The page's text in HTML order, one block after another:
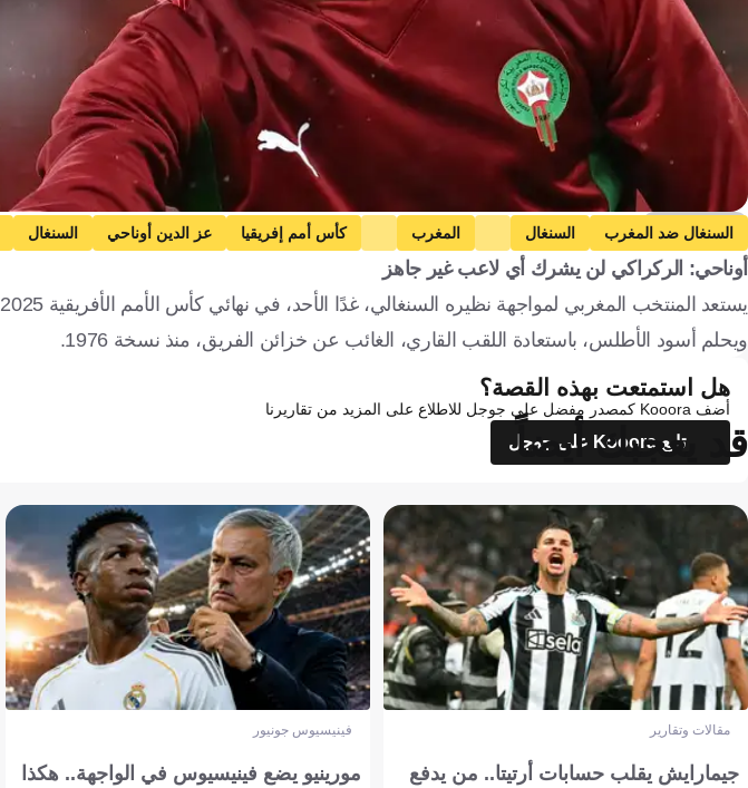
Getty Images
السنغال ضد المغرب السنغال المغرب كأس أمم إفريقيا عز الدين أوناحي السنغال
أوناحي: الركراكي لن يشرك أي لاعب غير جاهز
يستعد المنتخب المغربي لمواجهة نظيره السنغالي، غدًا الأحد، في نهائي كأس الأمم الأفريقية 2025.
ويحلم أسود الأطلس، باستعادة اللقب القاري، الغائب عن خزائن الفريق، منذ نسخة 1976.
هل استمتعت بهذه القصة؟
أضف Kooora كمصدر مفضل على جوجل للاطلاع على المزيد من تقاريرنا
تابع Kooora على جوجل
قد يعجبك أيضاً
مقالات وتقارير
جيمارايش يقلب حسابات أرتيتا.. من يدفع
فينيسيوس جونيور
مورينيو يضع فينيسيوس في الواجهة.. هكذا